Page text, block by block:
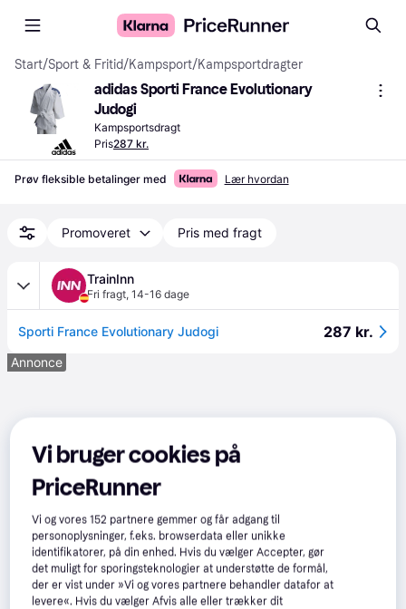
Start/Sport & Fritid/Kampsport/Kampsportdragter
adidas Sporti France Evolutionary
Judogi
Kampsportsdragt
Pris287 kr.
Prøv fleksible betalinger med Lær hvordan
Promoveret Pris med fragt
TrainInn
Fri fragt, 14-16 dage
Sporti France Evolutionary Judogi 287 kr.
Annonce
Vi bruger cookies på
PriceRunner
Vi og vores152 partnere gemmer og får adgang til
personoplysninger, f.eks. browserdata eller unikke
identifikatorer, på din enhed. Hvis du vælger Accepter, gør
det muligt for sporingsteknologier at understøtte de formål,
der er vist under »Vi og vores partnere behandler datafor at
levere«. Hvis du vælger Afvis alle eller trækker dit